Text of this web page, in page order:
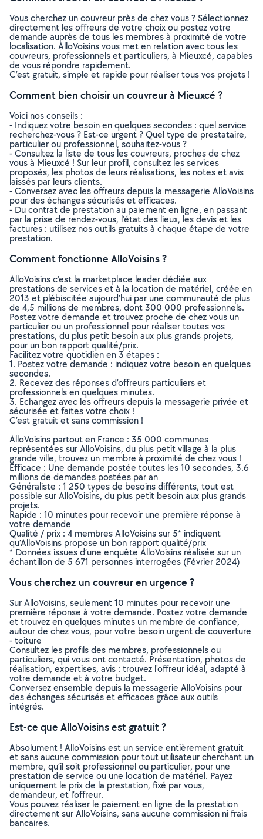
Vous cherchez un couvreur près de chez vous ? Sélectionnez
directement les offreurs de votre choix ou postez votre
demande auprès de tous les membres à proximité de votre
localisation. AlloVoisins vous met en relation avec tous les
couvreurs, professionnels et particuliers, à Mieuxcé, capables
de vous répondre rapidement.
C’est gratuit, simple et rapide pour réaliser tous vos projets !
Comment bien choisir un couvreur à Mieuxcé ?
Voici nos conseils :
- Indiquez votre besoin en quelques secondes : quel service
recherchez-vous ? Est-ce urgent ? Quel type de prestataire,
particulier ou professionnel, souhaitez-vous ?
- Consultez la liste de tous les couvreurs, proches de chez
vous à Mieuxcé ! Sur leur profil, consultez les services
proposés, les photos de leurs réalisations, les notes et avis
laissés par leurs clients.
- Conversez avec les offreurs depuis la messagerie AlloVoisins
pour des échanges sécurisés et efficaces.
- Du contrat de prestation au paiement en ligne, en passant
par la prise de rendez-vous, l’état des lieux, les devis et les
factures : utilisez nos outils gratuits à chaque étape de votre
prestation.
Comment fonctionne AlloVoisins ?
AlloVoisins c’est la marketplace leader dédiée aux
prestations de services et à la location de matériel, créée en
2013 et plébiscitée aujourd’hui par une communauté de plus
de 4,5 millions de membres, dont 300 000 professionnels.
Postez votre demande et trouvez proche de chez vous un
particulier ou un professionnel pour réaliser toutes vos
prestations, du plus petit besoin aux plus grands projets,
pour un bon rapport qualité/prix.
Facilitez votre quotidien en 3 étapes :
1. Postez votre demande : indiquez votre besoin en quelques
secondes.
2. Recevez des réponses d’offreurs particuliers et
professionnels en quelques minutes.
3. Echangez avec les offreurs depuis la messagerie privée et
sécurisée et faites votre choix !
C’est gratuit et sans commission !
AlloVoisins partout en France : 35 000 communes
représentées sur AlloVoisins, du plus petit village à la plus
grande ville, trouvez un membre à proximité de chez vous !
Efficace : Une demande postée toutes les 10 secondes, 3.6
millions de demandes postées par an
Généraliste : 1 250 types de besoins différents, tout est
possible sur AlloVoisins, du plus petit besoin aux plus grands
projets.
Rapide : 10 minutes pour recevoir une première réponse à
votre demande
Qualité / prix : 4 membres AlloVoisins sur 5* indiquent
qu’AlloVoisins propose un bon rapport qualité/prix
* Données issues d’une enquête AlloVoisins réalisée sur un
échantillon de 5 671 personnes interrogées (Février 2024)
Vous cherchez un couvreur en urgence ?
Sur AlloVoisins, seulement 10 minutes pour recevoir une
première réponse à votre demande. Postez votre demande
et trouvez en quelques minutes un membre de confiance,
autour de chez vous, pour votre besoin urgent de couverture
- toiture
Consultez les profils des membres, professionnels ou
particuliers, qui vous ont contacté. Présentation, photos de
réalisation, expertises, avis : trouvez l'offreur idéal, adapté à
votre demande et à votre budget.
Conversez ensemble depuis la messagerie AlloVoisins pour
des échanges sécurisés et efficaces grâce aux outils
intégrés.
Est-ce que AlloVoisins est gratuit ?
Absolument ! AlloVoisins est un service entièrement gratuit
et sans aucune commission pour tout utilisateur cherchant un
membre, qu’il soit professionnel ou particulier, pour une
prestation de service ou une location de matériel. Payez
uniquement le prix de la prestation, fixé par vous,
demandeur, et l’offreur.
Vous pouvez réaliser le paiement en ligne de la prestation
directement sur AlloVoisins, sans aucune commission ni frais
bancaires.